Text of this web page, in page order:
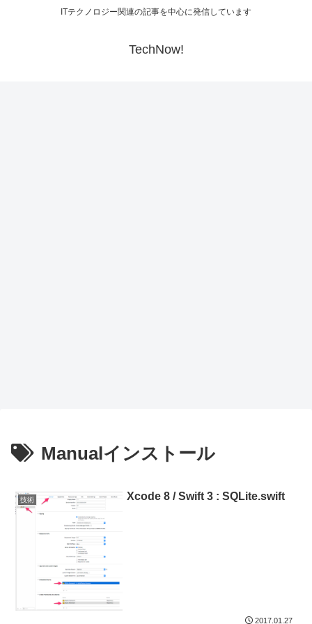
ITテクノロジー関連の記事を中心に発信しています
TechNow!
Manualインストール
技術 Xcode 8 / Swift 3 : SQLite.swift
2017.01.27